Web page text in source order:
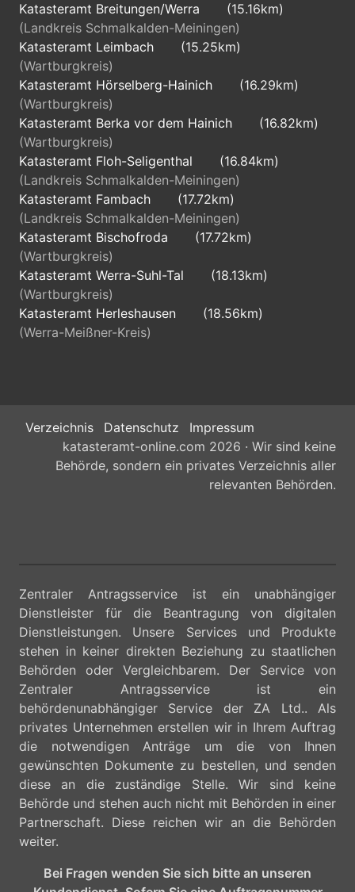
Katasteramt Breitungen/Werra
(15.16km)
(Landkreis Schmalkalden-Meiningen)
Katasteramt Leimbach
(15.25km)
(Wartburgkreis)
Katasteramt Hörselberg-Hainich
(16.29km)
(Wartburgkreis)
Katasteramt Berka vor dem Hainich
(16.82km)
(Wartburgkreis)
Katasteramt Floh-Seligenthal
(16.84km)
(Landkreis Schmalkalden-Meiningen)
Katasteramt Fambach
(17.72km)
(Landkreis Schmalkalden-Meiningen)
Katasteramt Bischofroda
(17.72km)
(Wartburgkreis)
Katasteramt Werra-Suhl-Tal
(18.13km)
(Wartburgkreis)
Katasteramt Herleshausen
(18.56km)
(Werra-Meißner-Kreis)
Verzeichnis Datenschutz
Impressum
katasteramt-online.com 2026 · Wir sind keine
Behörde, sondern ein privates Verzeichnis aller
relevanten Behörden.
Zentraler Antragsservice ist ein unabhängiger
Dienstleister für die Beantragung von digitalen
Dienstleistungen. Unsere Services und Produkte
stehen in keiner direkten Beziehung zu staatlichen
Behörden oder Vergleichbarem. Der Service von
Zentraler Antragsservice ist ein
behördenunabhängiger Service der ZA Ltd.. Als
privates Unternehmen erstellen wir in Ihrem Auftrag
die notwendigen Anträge um die von Ihnen
gewünschten Dokumente zu bestellen, und senden
diese an die zuständige Stelle. Wir sind keine
Behörde und stehen auch nicht mit Behörden in einer
Partnerschaft. Diese reichen wir an die Behörden
weiter.
Bei Fragen wenden Sie sich bitte an unseren